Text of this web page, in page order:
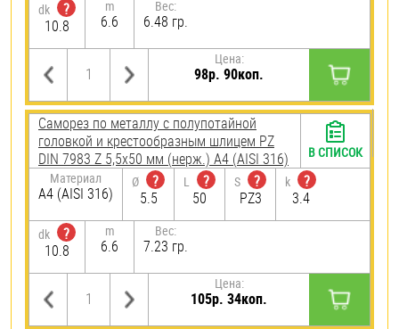
dk
?
10.8
m
6.6
Вес:
6.48 гр.
Цена:
98р. 90коп.
Саморез по металлу с полупотайной
головкой и крестообразным шлицем PZ
DIN 7983 Z 5,5х50 мм (нерж.) A4 (AISI 316)
Материал
A4 (AISI 316)
Ø
?
5.5
L
?
50
S
?
PZ3
k
?
3.4
dk
?
10.8
m
6.6
Вес:
7.23 гр.
Цена:
105р. 34коп.
В СПИСОК